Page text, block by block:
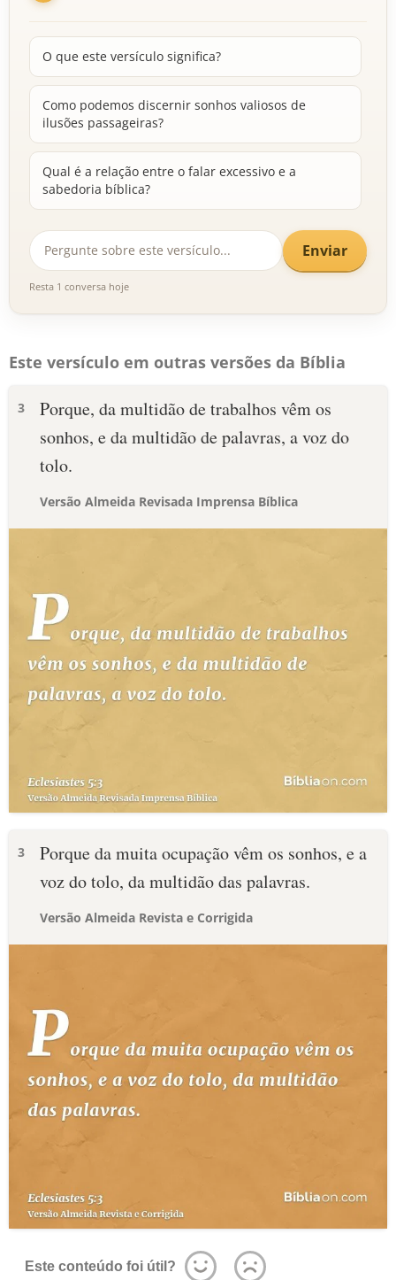
O que este versículo significa?
Como podemos discernir sonhos valiosos de
ilusões passageiras?
Qual é a relação entre o falar excessivo e a
sabedoria bíblica?
Enviar
Resta 1 conversa hoje
Este versículo em outras versões da Bíblia
3
Porque, da multidão de trabalhos vêm os
sonhos, e da multidão de palavras, a voz do
tolo.
Versão Almeida Revisada Imprensa Bíblica
3
Porque da muita ocupação vêm os sonhos, e a
voz do tolo, da multidão das palavras.
Versão Almeida Revista e Corrigida
Este conteúdo foi útil?